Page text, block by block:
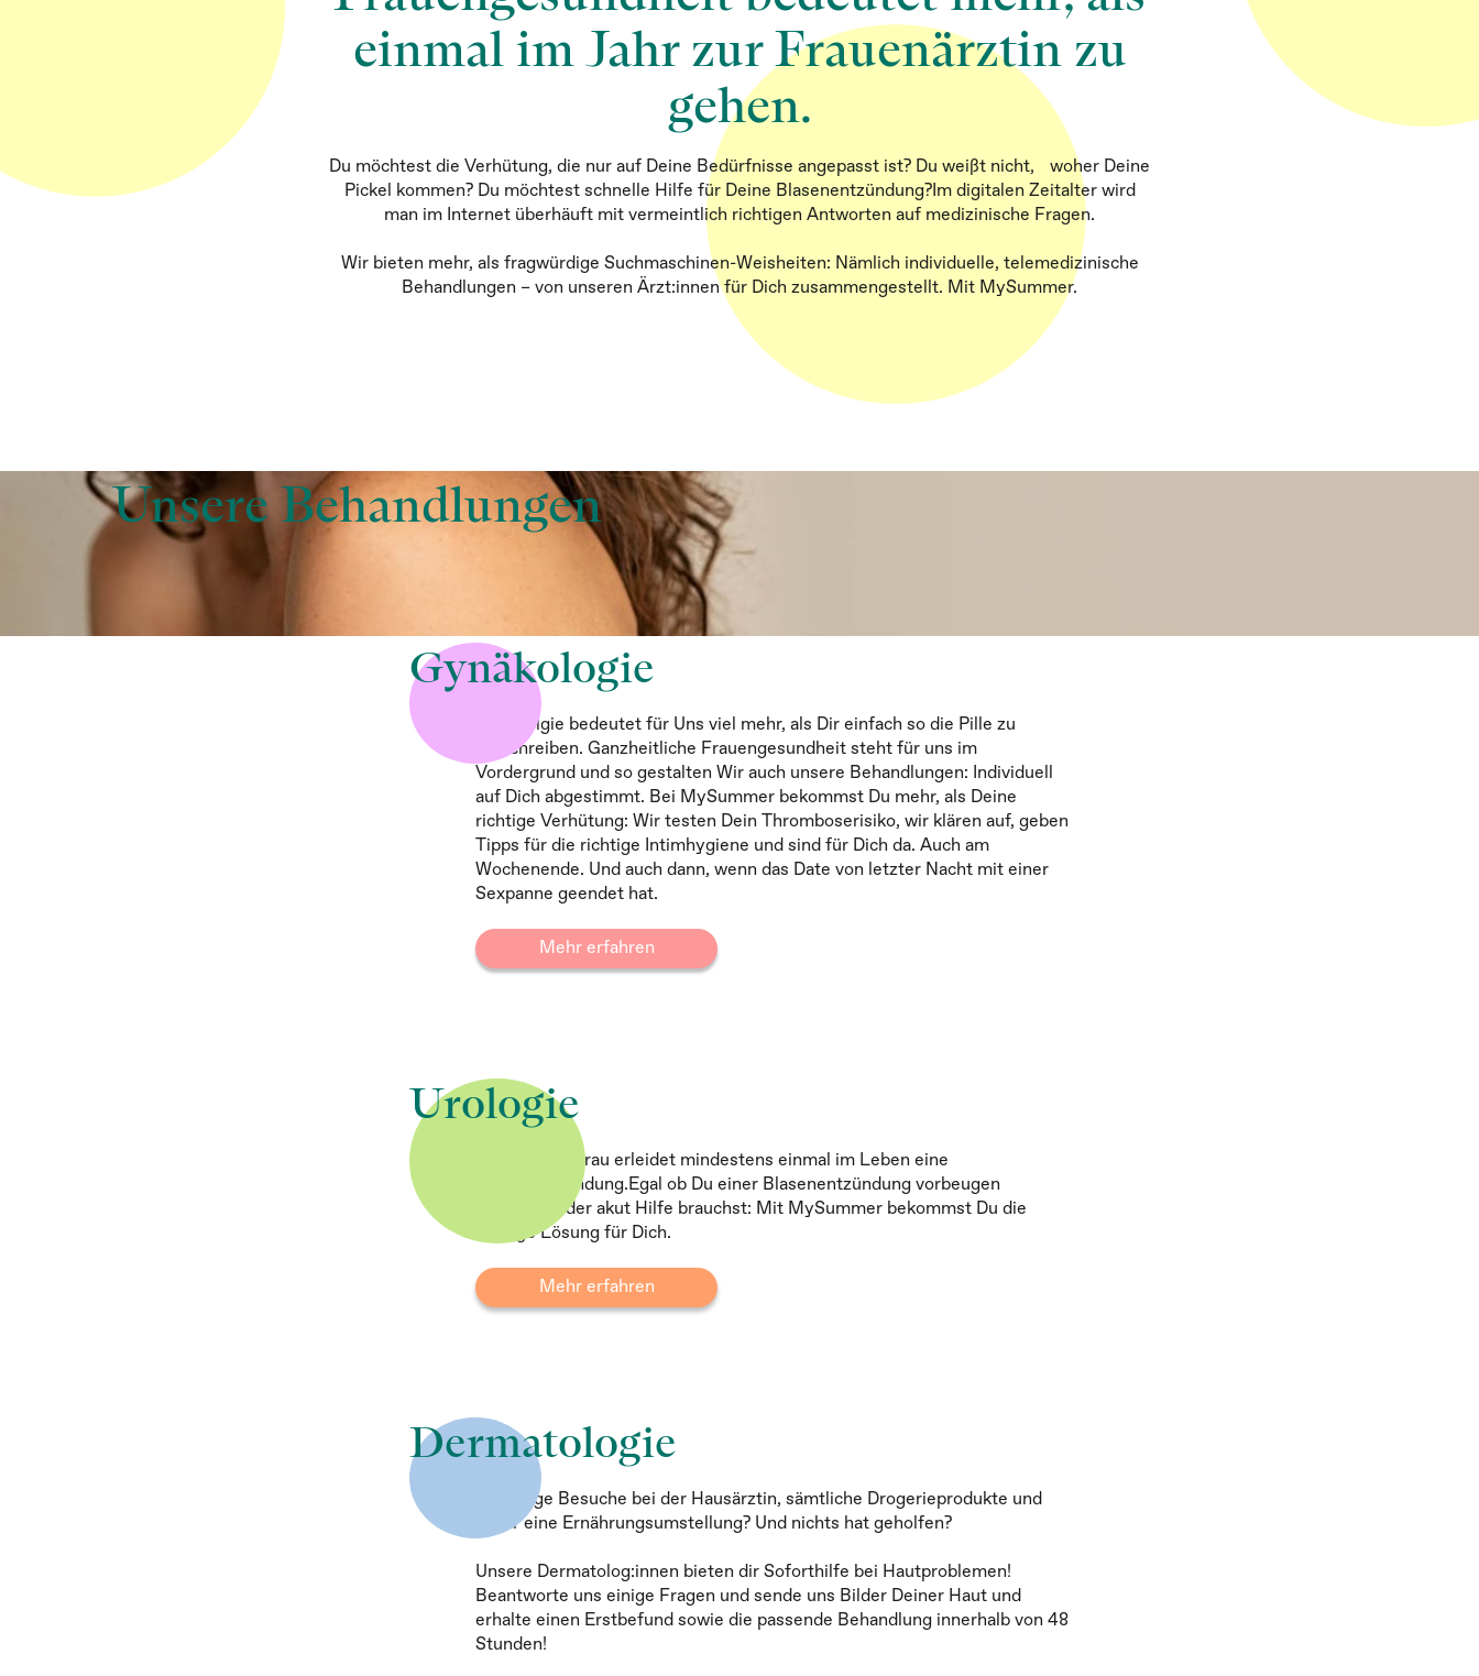
einmal im Jahr zur Frauenärztin zu
gehen.
Du möchtest die Verhütung, die nur auf Deine Bedürfnisse angepasst ist? Du weißt nicht, woher Deine
Pickel kommen? Du möchtest schnelle Hilfe für Deine Blasenentzündung?Im digitalen Zeitalter wird
man im Internet überhäuft mit vermeintlich richtigen Antworten auf medizinische Fragen.
Wir bieten mehr, als fragwürdige Suchmaschinen-Weisheiten: Nämlich individuelle, telemedizinische
Behandlungen – von unseren Ärzt:innen für Dich zusammengestellt. Mit MySummer.
Unsere Behandlungen
Gynäkologie
Gynäkolgie bedeutet für Uns viel mehr, als Dir einfach so die Pille zu
verschreiben. Ganzheitliche Frauengesundheit steht für uns im
Vordergrund und so gestalten Wir auch unsere Behandlungen: Individuell
auf Dich abgestimmt. Bei MySummer bekommst Du mehr, als Deine
richtige Verhütung: Wir testen Dein Thromboserisiko, wir klären auf, geben
Tipps für die richtige Intimhygiene und sind für Dich da. Auch am
Wochenende. Und auch dann, wenn das Date von letzter Nacht mit einer
Sexpanne geendet hat.
Mehr erfahren
Urologie
Jede zweite Frau erleidet mindestens einmal im Leben eine
Blasenentzündung.Egal ob Du einer Blasenentzündung vorbeugen
möchtest oder akut Hilfe brauchst: Mit MySummer bekommst Du die
richtige Lösung für Dich.
Mehr erfahren
Dermatologie
Unzählige Besuche bei der Hausärztin, sämtliche Drogerieprodukte und
sogar eine Ernährungsumstellung? Und nichts hat geholfen?
Unsere Dermatolog:innen bieten dir Soforthilfe bei Hautproblemen!
Beantworte uns einige Fragen und sende uns Bilder Deiner Haut und
erhalte einen Erstbefund sowie die passende Behandlung innerhalb von 48
Stunden!